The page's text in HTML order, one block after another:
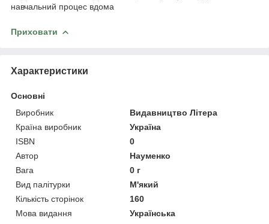
навчальний процес вдома
Приховати
Характеристики
Основні
Виробник
Видавництво Літера
Країна виробник
Україна
ISBN
0
Автор
Науменко
Вага
0 г
Вид палітурки
М'який
Кількість сторінок
160
Мова видання
Українська